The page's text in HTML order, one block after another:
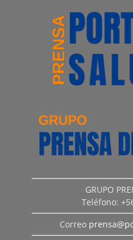
GRUPO
Teléfono:
Correo